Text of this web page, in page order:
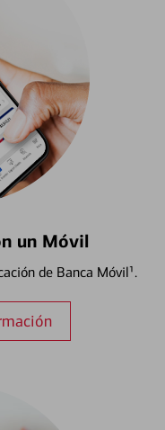
un Móvil
de Banca Móvil¹.